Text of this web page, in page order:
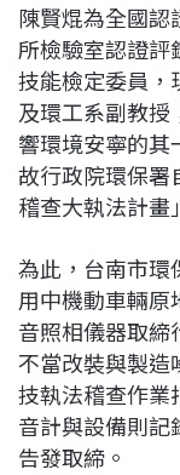
陳賢焜為全國
所檢驗室認證評
技能檢定委員，
及環工系副教授
響環境安寧的其
故行政院環保署
稽查大執法計畫
為此，台南市環
用中機動車輛原
音照相儀器取
不當改裝與製造
技執法稽查作業
音計與設備則記
告發取締。